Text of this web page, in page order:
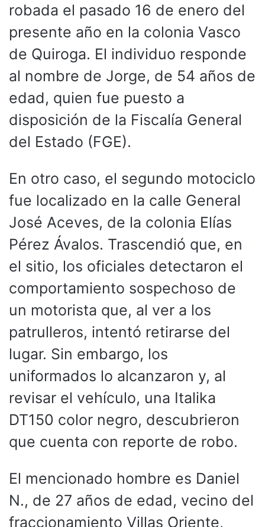
robada el pasado 16 de enero del
presente año en la colonia Vasco
de Quiroga. El individuo responde
al nombre de Jorge, de 54 años de
edad, quien fue puesto a
disposición de la Fiscalía General
del Estado (FGE).
En otro caso, el segundo motociclo
fue localizado en la calle General
José Aceves, de la colonia Elías
Pérez Ávalos. Trascendió que, en
el sitio, los oficiales detectaron el
comportamiento sospechoso de
un motorista que, al ver a los
patrulleros, intentó retirarse del
lugar. Sin embargo, los
uniformados lo alcanzaron y, al
revisar el vehículo, una Italika
DT150 color negro, descubrieron
que cuenta con reporte de robo.
El mencionado hombre es Daniel
N., de 27 años de edad, vecino del
fraccionamiento Villas Oriente,